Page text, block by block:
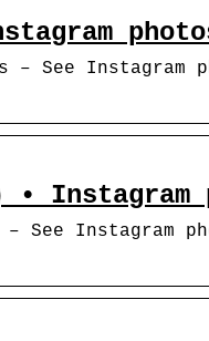
See Instagram
Instagram
See Instagram